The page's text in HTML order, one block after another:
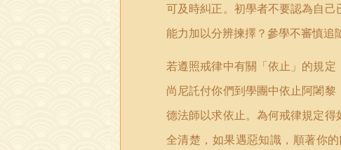
可及時糾正。初學者不要認為自
能力加以分辨揀擇？參學不審慎追
若遵照戒律中有關「依止」的規
尚尼託付你們到學團中依止阿闍
德法師以求依止。為何戒律規定
全清楚，如果遇惡知識，順著你